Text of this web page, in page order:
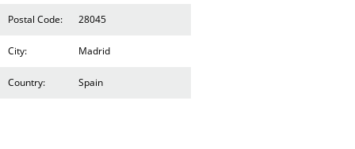
Postal Code: 28045
City: Madrid
Country: Spain